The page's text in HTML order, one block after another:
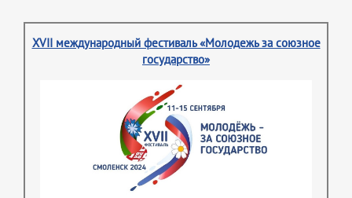
XVII международный фестиваль «Молодежь за союзное
государство»